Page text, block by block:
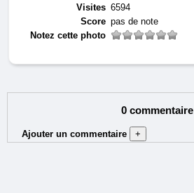
Visites 6594
Score pas de note
Notez cette photo
0 commentaire
Ajouter un commentaire
+